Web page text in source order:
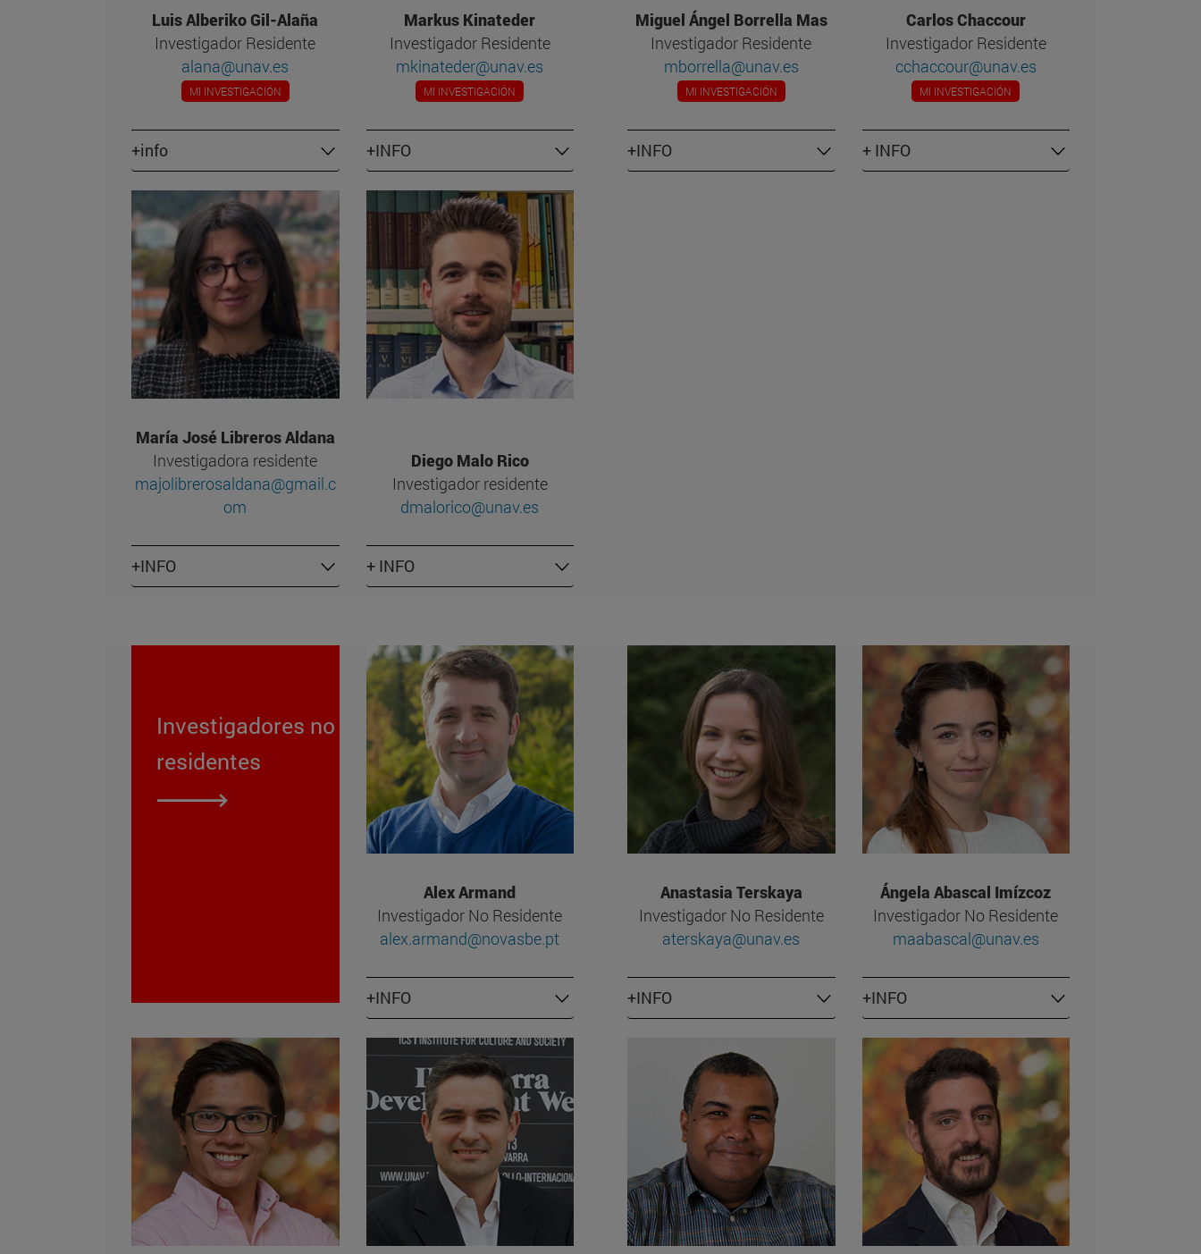
Luis Alberiko Gil-Alaña
Investigador Residente
alana@unav.es
MI INVESTIGACIÓN
+info
Markus Kinateder
Investigador Residente
mkinateder@unav.es
MI INVESTIGACIÓN
+INFO
Miguel Ángel Borrella Mas
Investigador Residente
mborrella@unav.es
MI INVESTIGACIÓN
+INFO
Carlos Chaccour
Investigador Residente
cchaccour@unav.es
MI INVESTIGACIÓN
+ INFO
María José Libreros Aldana
Investigadora residente
majolibrerosaldana@gmail.c
om
+INFO
Diego Malo Rico
Investigador residente
dmalorico@unav.es
+ INFO
Investigadores no
residentes
Alex Armand
Investigador No Residente
alex.armand@novasbe.pt
+INFO
Anastasia Terskaya
Investigador No Residente
aterskaya@unav.es
+INFO
Ángela Abascal Imízcoz
Investigador No Residente
maabascal@unav.es
+INFO